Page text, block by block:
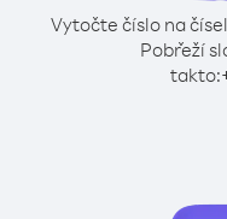
Vytočte číslo na
Pobřeží
takto: